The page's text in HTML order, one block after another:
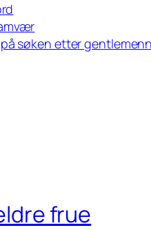
søken etter
frue